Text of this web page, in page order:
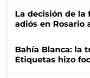
La decisión de
adiós en Rosario
Bahía Blanca: la
Etiquetas hizo